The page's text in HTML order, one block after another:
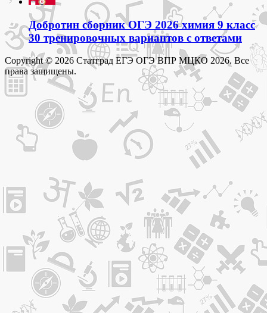
Добротин сборник ОГЭ 2026 химия 9 класс
30 тренировочных вариантов с ответами
Copyright © 2026 Статград ЕГЭ ОГЭ ВПР МЦКО 2026. Все
права защищены.